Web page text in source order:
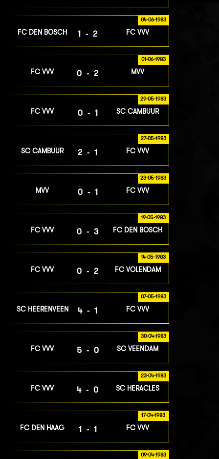
04-06-1983
FC DEN BOSCH 1-2 FC VVV
01-06-1983
FC VVV 0-2 MVV
29-05-1983
FC VVV 0-1 SC CAMBUUR
27-05-1983
SC CAMBUUR 2-1 FC VVV
23-05-1983
MVV 0-1 FC VVV
19-05-1983
FC VVV 0-3 FC DEN BOSCH
14-05-1983
FC VVV 0-2 FC VOLENDAM
07-05-1983
SC HEERENVEEN 4-1 FC VVV
30-04-1983
FC VVV 5-0 SC VEENDAM
23-04-1983
FC VVV 4-0 SC HERACLES
17-04-1983
FC DEN HAAG 1-1 FC VVV
09-04-1983